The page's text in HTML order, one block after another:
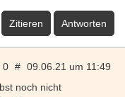
Zitieren Antworten
0 # 09.06.21 um 11:49
noch nicht